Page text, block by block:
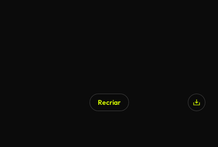
Recriar